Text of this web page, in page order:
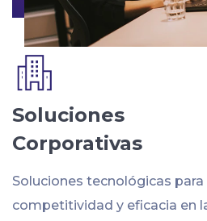
Soluciones
Corporativas
Soluciones tecnológicas
competitividad y eficacia en